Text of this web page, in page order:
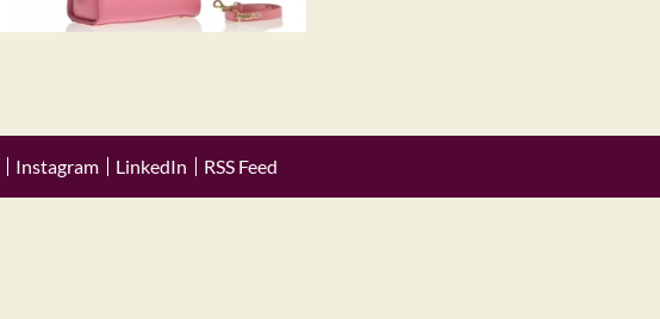
Instagram LinkedIn RSS Feed